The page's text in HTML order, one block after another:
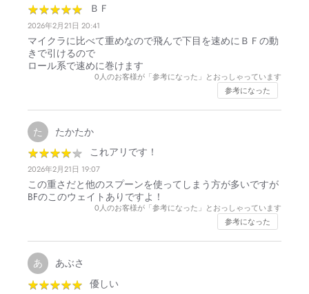
★★★★★
★★★★★ ＢＦ
2026年2月21日 20:41
マイクラに比べて重めなので飛んで下目を速めにＢＦの動
きで引けるので
ロール系で速めに巻けます
0人のお客様が「参考になった」とおっしゃっています
参考になった
た たかたか
★★★★★
★★★★★ これアリです！
2026年2月21日 19:07
この重さだと他のスプーンを使ってしまう方が多いですが
BFのこのウェイトありですよ！
0人のお客様が「参考になった」とおっしゃっています
参考になった
あ あぶさ
★★★★★
★★★★★ 優しい